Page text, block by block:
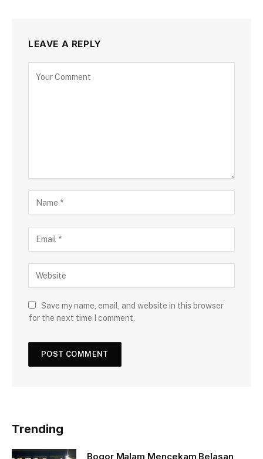
LEAVE A REPLY
Save my name, email, and website in this browser
for the next time I comment.
Trending
Bogor Malam Mencekam Belasan